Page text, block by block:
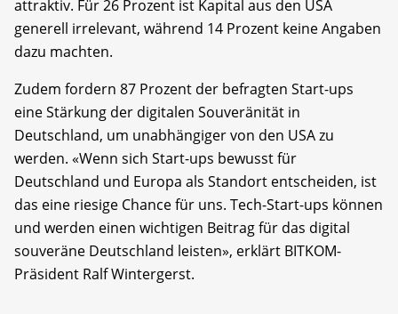
attraktiv. Für 26 Prozent ist Kapital aus den USA
generell irrelevant, während 14 Prozent keine Angaben
dazu machten.
Zudem fordern 87 Prozent der befragten Start-ups
eine Stärkung der digitalen Souveränität in
Deutschland, um unabhängiger von den USA zu
werden. «Wenn sich Start-ups bewusst für
Deutschland und Europa als Standort entscheiden, ist
das eine riesige Chance für uns. Tech-Start-ups können
und werden einen wichtigen Beitrag für das digital
souveräne Deutschland leisten», erklärt BITKOM-
Präsident Ralf Wintergerst.